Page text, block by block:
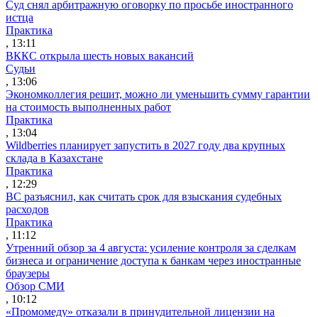
Суд снял арбитражную оговорку по просьбе иностранного
истца
Практика
, 13:11
ВККС открыла шесть новых вакансий
Судьи
, 13:06
Экономколлегия решит, можно ли уменьшить сумму гарантии
на стоимость выполненных работ
Практика
, 13:04
Wildberries планирует запустить в 2027 году два крупных
склада в Казахстане
Практика
, 12:29
ВС разъяснил, как считать срок для взыскания судебных
расходов
Практика
, 11:12
Утренний обзор за 4 августа: усиление контроля за сделкам
бизнеса и ограничение доступа к банкам через иностранные
браузеры
Обзор СМИ
, 10:12
«Промомеду» отказали в принудительной лицензии на